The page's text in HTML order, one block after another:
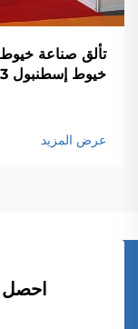
تألق صناعة
خيوط إسطنبول 2023
عرض المزيد